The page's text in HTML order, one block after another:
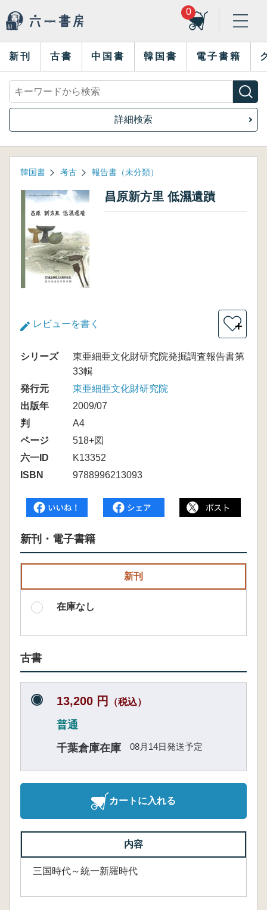
0
新刊 古書 中国書 韓国書 電子書籍
詳細検索
韓国書 考古 報告書（未分類）
昌原新方里 低濕遺蹟
レビューを書く ＋
シリーズ
東亜細亜文化財研究院発掘調査報告書第
33輯
発行元
東亜細亜文化財研究院
出版年
2009/07
判
A4
ページ
518+図
六一ID
K13352
ISBN
9788996213093
新刊・電子書籍
新刊
在庫なし
古書
13,200 円 （税込）
普通
千葉倉庫在庫
08月14日発送予定
カートに入れる
内容
三国時代～統一新羅時代